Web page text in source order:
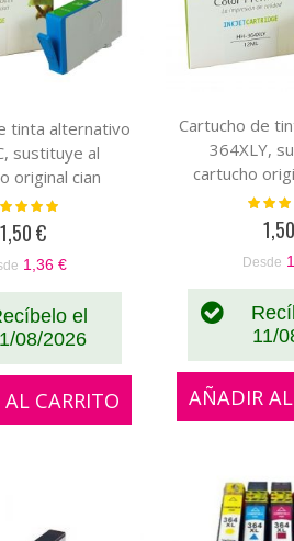
tinta alternativo
sustituye al
original cian
CB323EE
1,50 €
1,36 €
el
08/2026
CARRITO
Cartucho de
364XLY,
cartucho
CB320EE-
Desde
11/
AÑADIR